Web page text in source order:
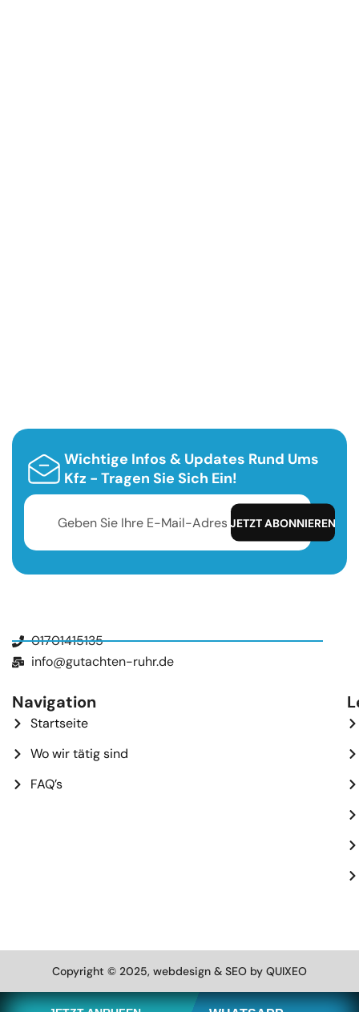
Wichtige Infos & Updates Rund Ums
Kfz - Tragen Sie Sich Ein!
01701415135
info@gutachten-ruhr.de
Navigation
Startseite
Wo wir tätig sind
FAQ’s
Copyright © 2025, webdesign & SEO by QUIXEO